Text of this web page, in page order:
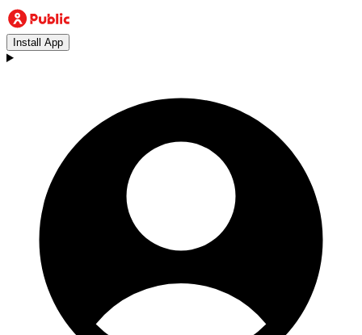
Install App